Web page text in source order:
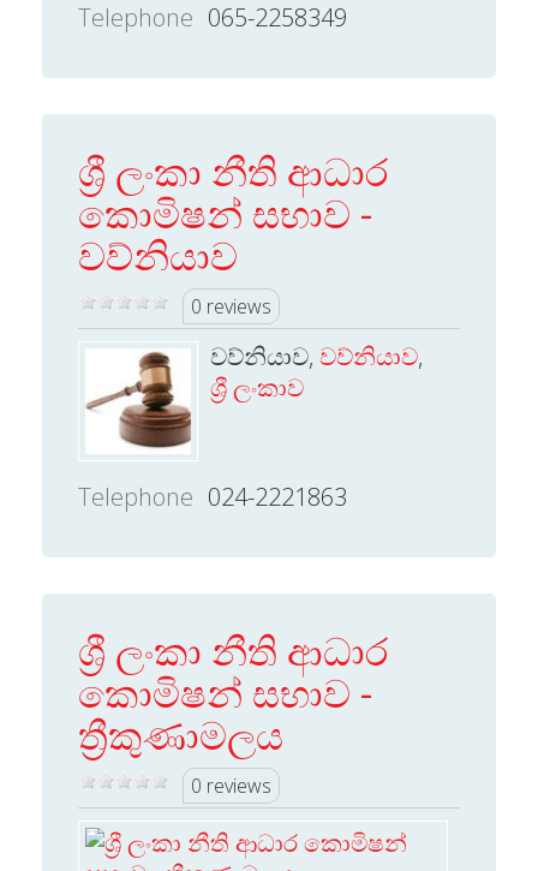
Telephone 065-2258349
ශ්‍රී ලංකා නීති ආධාර
කොමිෂන් සභාව -
වව්නියාව
0 reviews
වව්නියාව, වව්නියාව,
ශ්‍රී ලංකාව
Telephone 024-2221863
ශ්‍රී ලංකා නීති ආධාර
කොමිෂන් සභාව -
ත්‍රීකුණාමලය
0 reviews